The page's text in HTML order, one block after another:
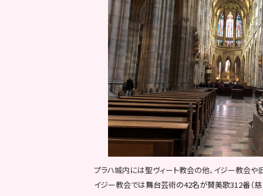
プラハ城内には聖ヴィート教会の他、イジー教会や
イジー教会では舞台芸術の42名が賛美歌312番（慈